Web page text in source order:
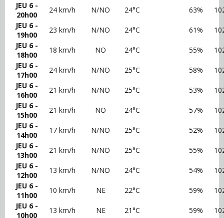
JEU 6 -
20h00
24 km/h N/NO 24°C 63%
JEU 6 -
19h00
23 km/h N/NO 24°C 61%
JEU 6 -
18h00
18 km/h NO 24°C 55%
JEU 6 -
17h00
24 km/h N/NO 25°C 58%
JEU 6 -
16h00
21 km/h N/NO 25°C 53%
JEU 6 -
15h00
21 km/h NO 24°C 57%
JEU 6 -
14h00
17 km/h N/NO 25°C 52%
JEU 6 -
13h00
21 km/h N/NO 25°C 55%
JEU 6 -
12h00
13 km/h N/NO 24°C 54%
JEU 6 -
11h00
10 km/h NE 22°C 59%
JEU 6 -
10h00
13 km/h NE 21°C 59%